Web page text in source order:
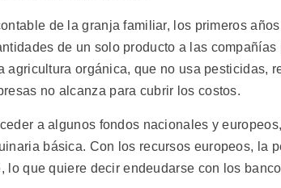
de la granja familiar, los primeros
de un solo producto a las
agricultura orgánica, que no usa pesticidas,
no alcanza para cubrir los costos.
a algunos fondos nacionales y
básica. Con los recursos europeos, la
lo que quiere decir endeudarse con los